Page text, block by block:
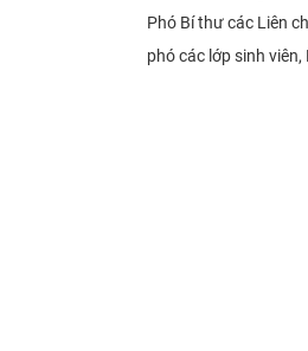
Phó Bí thư các Liên
phó các lớp sinh